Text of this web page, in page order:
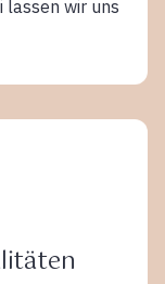
lassen wir uns